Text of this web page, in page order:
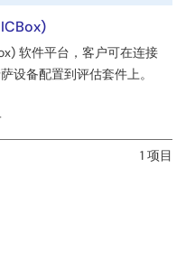
软件平台，客户可在连接
设备配置到评估套件上。
1 项目